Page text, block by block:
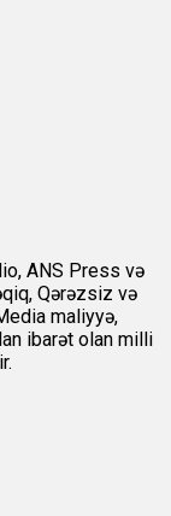
ANS Press və
Qərəzsiz və
maliyyə,
ibarət olan milli